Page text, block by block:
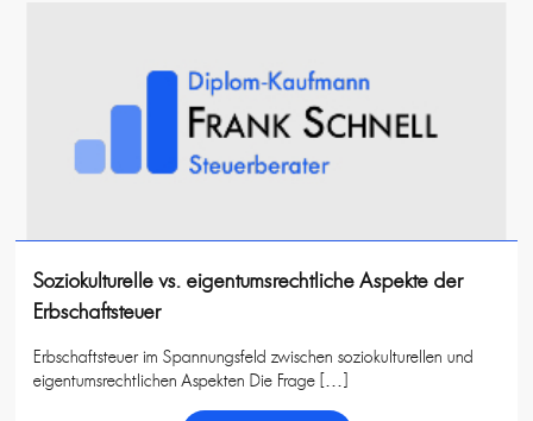
Soziokulturelle vs. eigentumsrechtliche Aspekte der
Erbschaftsteuer
Erbschaftsteuer im Spannungsfeld zwischen soziokulturellen und
eigentumsrechtlichen Aspekten Die Frage […]